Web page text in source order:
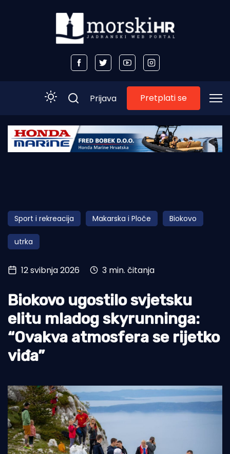
Početna
Obala
Otoci
Turizam i nautika
Pomorstvo
Ribolov
Ekologija
Tradicija i kultura
Prijava Pretplati se
Sport i rekreacija Makarska i Ploče Biokovo
utrka
12 svibnja 2026 3 min. čitanja
Biokovo ugostilo svjetsku
elitu mladog skyrunninga:
“Ovakva atmosfera se rijetko
viđa”